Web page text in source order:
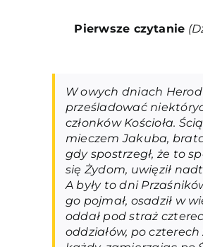
Pierwsze czytanie
W owych dniach Herod
prześladować
członków Kościoła.
mieczem Jakuba,
gdy spostrzegł, że to
się Żydom, uwięził
A były to dni
go pojmał, osadził w
oddał pod straż
oddziałów, po czterech